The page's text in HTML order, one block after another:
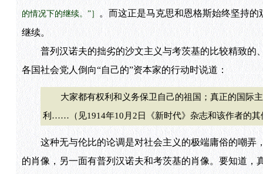
的情况下的继续。”］
。而这正是马克思和恩格斯始终坚持
继续。
普列汉诺夫的拙劣的沙文主义与考茨基的比较精致的
各国社会党人倒向“自己的”资本家的行动时说道：
大家都有权利和义务保卫自己的祖国；真正的国际主
利……（见1914年10月2日《新时代》杂志和该作者的其
这种无与伦比的论调是对社会主义的极端庸俗的嘲弄
的肖像，另一面有普列汉诺夫和考茨基的肖像。要知道